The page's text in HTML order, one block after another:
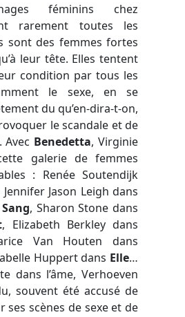
féminins chez
rarement toutes les
sont des femmes fortes
leur tête. Elles tentent
condition par tous les
le sexe, en se
du qu’en-dira-t-on,
le scandale et de
Benedetta, Virginie
galerie de femmes
: Renée Soutendijk
Jennifer Jason Leigh dans
, Sharon Stone dans
, Elizabeth Berkley dans
Van Houten dans
Huppert dans Elle…
dans l’âme, Verhoeven
souvent été accusé de
ses scènes de sexe et de